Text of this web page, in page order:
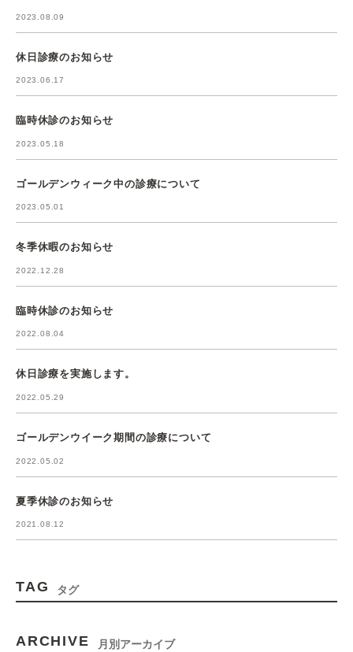
2023.08.09
休日診療のお知らせ
2023.06.17
臨時休診のお知らせ
2023.05.18
ゴールデンウィーク中の診療について
2023.05.01
冬季休暇のお知らせ
2022.12.28
臨時休診のお知らせ
2022.08.04
休日診療を実施します。
2022.05.29
ゴールデンウイーク期間の診療について
2022.05.02
夏季休診のお知らせ
2021.08.12
TAG タグ
ARCHIVE 月別アーカイブ